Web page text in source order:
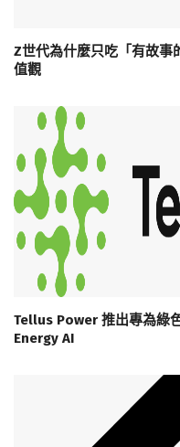
Z世代為什麼只吃「有故事
值觀
Tellus Power 推出專為綠
Energy AI